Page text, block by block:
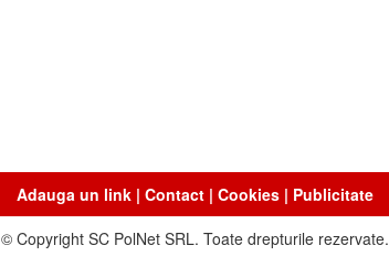
Adauga un link| Contact| Cookies| Publicitate
© Copyright SC PolNet SRL. Toate drepturile rezervate.